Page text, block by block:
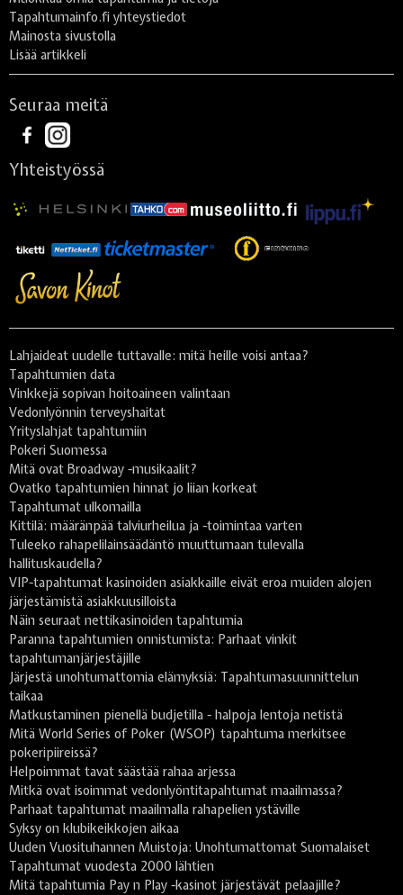
Tapahtumainfo.fi yhteystiedot
Mainosta sivustolla
Lisää artikkeli
Seuraa meitä
Yhteistyössä
Lahjaideat uudelle tuttavalle: mitä heille voisi antaa?
Tapahtumien data
Vinkkejä sopivan hoitoaineen valintaan
Vedonlyönnin terveyshaitat
Yrityslahjat tapahtumiin
Pokeri Suomessa
Mitä ovat Broadway -musikaalit?
Ovatko tapahtumien hinnat jo liian korkeat
Tapahtumat ulkomailla
Kittilä: määränpää talviurheilua ja -toimintaa varten
Tuleeko rahapelilainsäädäntö muuttumaan tulevalla
hallituskaudella?
VIP-tapahtumat kasinoiden asiakkaille eivät eroa muiden alojen
järjestämistä asiakkuusilloista
Näin seuraat nettikasinoiden tapahtumia
Paranna tapahtumien onnistumista: Parhaat vinkit
tapahtumanjärjestäjille
Järjestä unohtumattomia elämyksiä: Tapahtumasuunnittelun
taikaa
Matkustaminen pienellä budjetilla - halpoja lentoja netistä
Mitä World Series of Poker (WSOP) tapahtuma merkitsee
pokeripiireissä?
Helpoimmat tavat säästää rahaa arjessa
Mitkä ovat isoimmat vedonlyöntitapahtumat maailmassa?
Parhaat tapahtumat maailmalla rahapelien ystäville
Syksy on klubikeikkojen aikaa
Uuden Vuosituhannen Muistoja: Unohtumattomat Suomalaiset
Tapahtumat vuodesta 2000 lähtien
Mitä tapahtumia Pay n Play -kasinot järjestävät pelaajille?